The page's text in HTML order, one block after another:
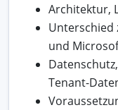
Architektur,
Unterschied
und
Tenant-